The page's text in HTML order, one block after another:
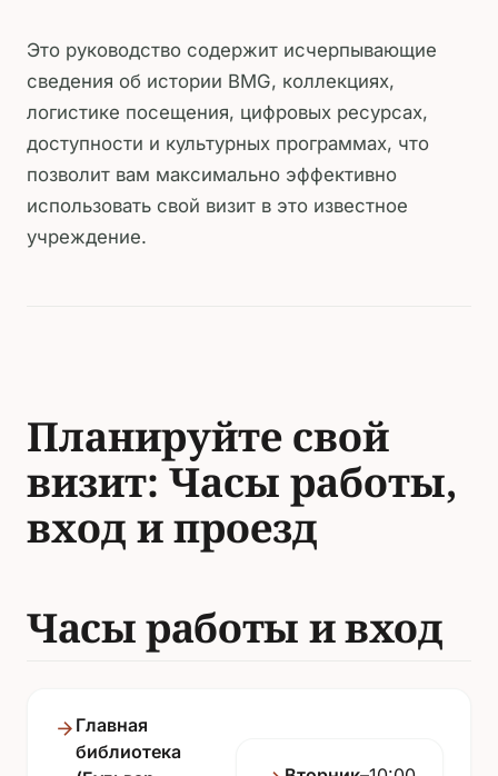
Это руководство содержит исчерпывающие
сведения об истории BMG, коллекциях,
логистике посещения, цифровых ресурсах,
доступности и культурных программах, что
позволит вам максимально эффективно
использовать свой визит в это известное
учреждение.
Планируйте свой
визит: Часы работы,
вход и проезд
Часы работы и вход
Главная
библиотека